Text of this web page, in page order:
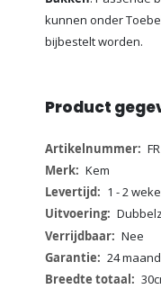
kunnen onder
bijbestelt worden.
Product
Meer
informatie
Kem
1 - 2
Nee
24